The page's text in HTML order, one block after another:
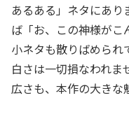
あるある」ネタにあり
ば「お、この神様がこ
小ネタも散りばめら
白さは一切損なわれ
広さも、本作の大きな